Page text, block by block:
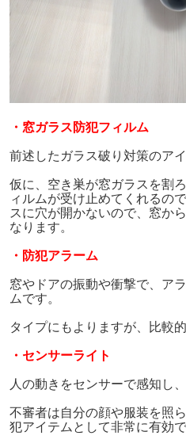
・窓ガラス防犯フィルム
前述したガラス破り対策のアイ
仮に、空き巣が窓ガラスを割
ィルムが受け止めてくれるの
スに穴が開かないので、窓か
なります。
・防犯アラーム
窓やドアの振動や衝撃で、ア
ムです。
タイプにもよりますが、比較
・センサーライト
人の動きをセンサーで感知し
不審者は自分の顔や服装を照
犯アイテムとして非常に有効で